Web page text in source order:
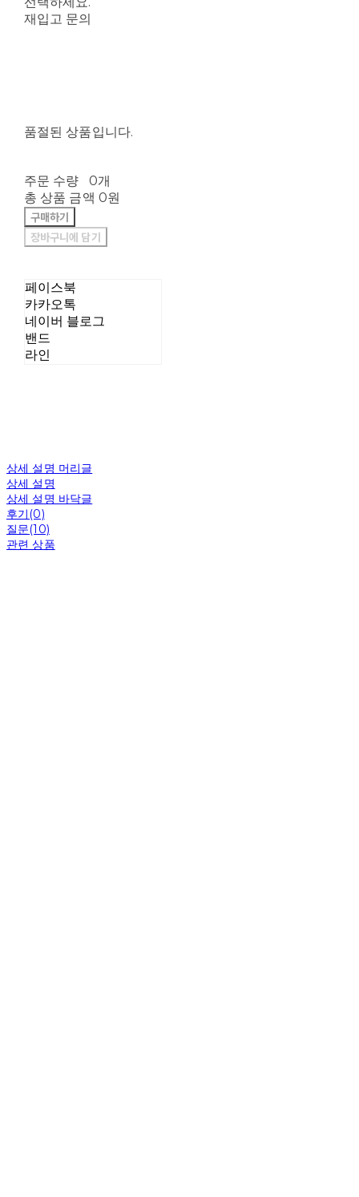
재입고 문의
품절된 상품입니다.
주문 수량
0개
총 상품 금액 0원
구매하기
장바구니에 담기
페이스북
카카오톡
네이버 블로그
밴드
라인
상세 설명 머리글
상세 설명
상세 설명 바닥글
후기(0)
질문(10)
관련 상품